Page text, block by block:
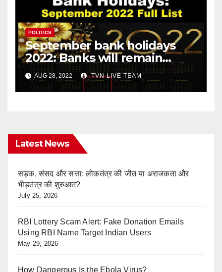
POLITICS
September bank holidays
2022: Banks will remain
closed for 13 days in
September!
AUG 28, 2022 TVN LIVE TEAM
Latest News
सड़क, संसद और सत्ता: लोकतंत्र की जीत या अराजकता और
भीड़तंत्र की शुरुआत?
July 25, 2026
RBI Lottery Scam Alert: Fake Donation Emails
Using RBI Name Target Indian Users
May 29, 2026
How Dangerous Is the Ebola Virus?